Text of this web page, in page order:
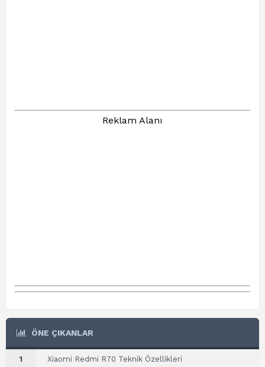
Reklam Alanı
ÖNE ÇIKANLAR
1 Xiaomi Redmi R70 Teknik Özellikleri